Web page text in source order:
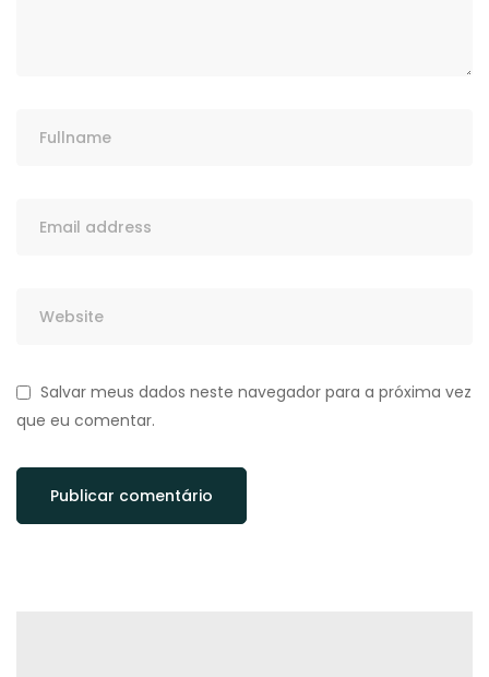
Salvar meus dados neste navegador para a próxima vez
que eu comentar.